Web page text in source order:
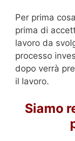
Per prima
prima di
lavoro da
processo
dopo verrà
il lavoro.
Siamo